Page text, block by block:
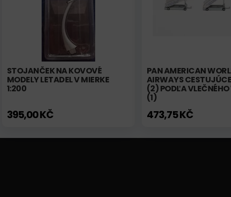
STOJANČEK NA KOVOVÉ
MODELY LETADEL V MIERKE
1:200
395,00 KČ
PAN AMERICAN
AIRWAYS
(2) PODĽA
(1)
473,75 KČ